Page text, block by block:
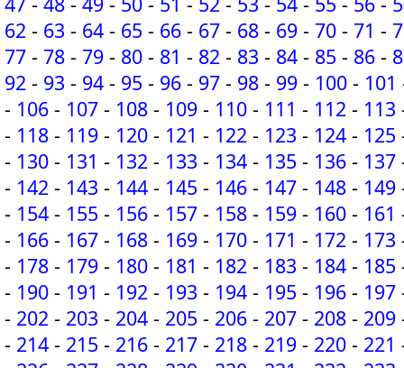
62 - 63 - 64 - 65 - 66 - 67 - 68 - 69 - 70 - 71 -
77 - 78 - 79 - 80 - 81 - 82 - 83 - 84 - 85 - 86 -
92 - 93 - 94 - 95 - 96 - 97 - 98 - 99 - 100 - 101
- 106 - 107 - 108 - 109 - 110 - 111 - 112 - 113
- 118 - 119 - 120 - 121 - 122 - 123 - 124 - 125
- 130 - 131 - 132 - 133 - 134 - 135 - 136 - 137
- 142 - 143 - 144 - 145 - 146 - 147 - 148 - 149
- 154 - 155 - 156 - 157 - 158 - 159 - 160 - 161
- 166 - 167 - 168 - 169 - 170 - 171 - 172 - 173
- 178 - 179 - 180 - 181 - 182 - 183 - 184 - 185
- 190 - 191 - 192 - 193 - 194 - 195 - 196 - 197
- 202 - 203 - 204 - 205 - 206 - 207 - 208 - 209
- 214 - 215 - 216 - 217 - 218 - 219 - 220 - 221